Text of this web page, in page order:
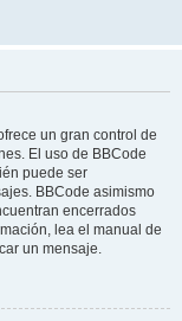
un gran control de
El uso de BBCode
puede ser
BBCode asimismo
encerrados
lea el manual de
un mensaje.